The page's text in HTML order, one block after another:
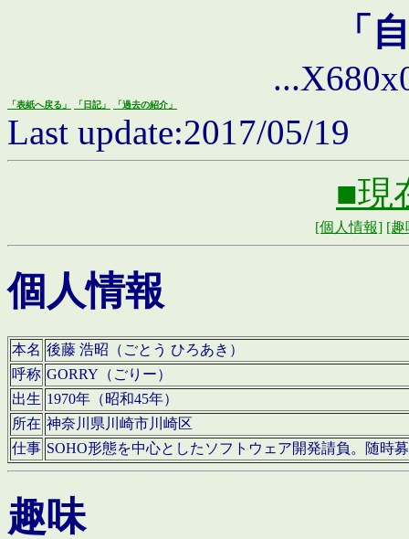
「
「表紙へ戻る」 「日記」 「過去の紹介」
Last update:2017/05/19
■現
[個人情報] [趣
個人情報
本名 後藤 浩昭（ごとう ひろあき）
呼称 GORRY（ごりー）
出生 1970年（昭和45年）
所在 神奈川県川崎市川崎区
仕事 SOHO形態を中心としたソフトウェア開発請負。随時
趣味